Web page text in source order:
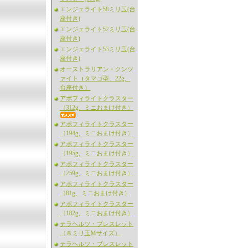
エンジェライト58ミリ玉(台
座付き)
エンジェライト52ミリ玉(台
座付き)
エンジェライト53ミリ玉(台
座付き)
オーストラリアン・クンツ
ァイト（タマゴ型、22g、
台座付き）
アポフィライトクラスター
（312g、ミニおまけ付き）
アポフィライトクラスター
（194g、ミニおまけ付き）
アポフィライトクラスター
（195g、ミニおまけ付き）
アポフィライトクラスター
（259g、ミニおまけ付き）
アポフィライトクラスター
（81g、ミニおまけ付き）
アポフィライトクラスター
（182g、ミニおまけ付き）
テラヘルツ・ブレスレット
（８ミリ玉Mサイズ）
テラヘルツ・ブレスレット